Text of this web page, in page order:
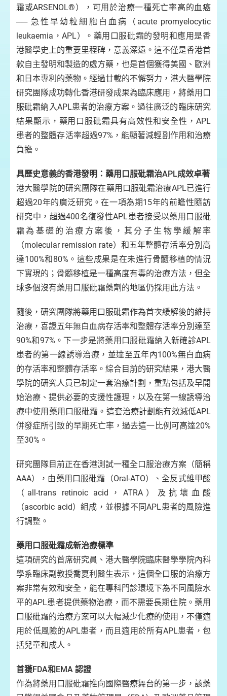
霜或ARSENOL®），可用於治療一種死亡率高的血癌
── 急性早幼粒細胞白血病（acute promyelocytic
leukaemia，APL）。藥用口服砒霜的發明和應用是香
港醫學史上的重要里程碑，意義深遠。這不僅是香港首
款自主發明和製造的處方藥，也是首個獲得美國、歐洲
和日本專利的藥物。經過廿載的不懈努力，港大醫學院
研究團隊成功轉化香港研發成果為臨床應用，將藥用口
服砒霜納入APL患者的治療方案。過往廣泛的臨床研究
結果顯示，藥用口服砒霜具有高效性和安全性，APL
患者的整體存活率超過97%，能顯著減輕副作用和治療
負擔。
具歷史意義的香港發明：藥用口服砒霜治APL成效卓著
港大醫學院的研究團隊在藥用口服砒霜治療APL已進行
超過20年的廣泛研究。在一項為期15年的前瞻性隨訪
研究中，超過400名復發性APL患者接受以藥用口服砒
霜為基礎的治療方案後，其分子生物學緩解率
（molecular remission rate）和五年整體存活率分別高
達100%和80%。這些成果是在未進行骨髓移植的情況
下實現的；骨髓移植是一種高度有毒的治療方法，但全
球多個沒有藥用口服砒霜藥劑的地區仍採用此方法。
隨後，研究團隊將藥用口服砒霜作為首次緩解後的維持
治療，喜證五年無白血病存活率和整體存活率分別達至
90%和97%。下一步是將藥用口服砒霜納入新確診APL
患者的第一線誘導治療，並達至五年內100%無白血病
的存活率和整體存活率。綜合目前的研究結果，港大醫
學院的研究人員已制定一套治療計劃，重點包括及早開
始治療、提供必要的支援性護理，以及在第一線誘導治
療中使用藥用口服砒霜。這套治療計劃能有效減低APL
併發症所引致的早期死亡率，過去這一比例可高達20%
至30%。
研究團隊目前正在香港測試一種全口服治療方案（簡稱
AAA），由藥用口服砒霜（Oral-ATO）、全反式維甲酸
（all-trans retinoic acid，ATRA）及抗壞血酸
（ascorbic acid）組成，並根據不同APL患者的風險進
行調整。
藥用口服砒霜成新治療標準
這項研究的首席研究員、港大醫學院臨床醫學學院內科
學系臨床副教授喬夏利醫生表示，這個全口服的治療方
案非常有效和安全，能在專科門診環境下為不同風險水
平的APL患者提供藥物治療，而不需要長期住院。藥用
口服砒霜的治療方案可以大幅減少化療的使用，不僅適
用於低風險的APL患者，而且適用於所有APL患者，包
括兒童和成人。
首獲FDA和EMA 認證
作為將藥用口服砒霜推向國際醫療舞台的第一步，該藥